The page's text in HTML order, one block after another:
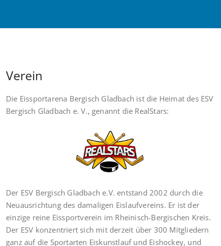
Verein
Die Eissportarena Bergisch Gladbach ist die Heimat des ESV
Bergisch Gladbach e. V., genannt die RealStars:
Der ESV Bergisch Gladbach e.V. entstand 2002 durch die
Neuausrichtung des damaligen Eislaufvereins. Er ist der
einzige reine Eissportverein im Rheinisch-Bergischen Kreis.
Der ESV konzentriert sich mit derzeit über 300 Mitgliedern
ganz auf die Sportarten Eiskunstlauf und Eishockey, und